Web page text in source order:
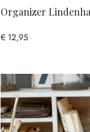
Organizer
€ 12,95